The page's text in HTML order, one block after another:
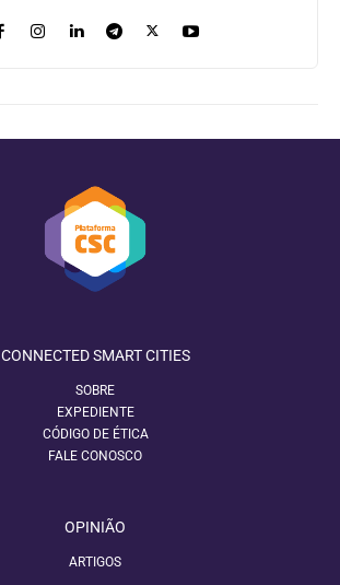
CONNECTED SMART CITIES
SOBRE
EXPEDIENTE
CÓDIGO DE ÉTICA
FALE CONOSCO
OPINIÃO
ARTIGOS